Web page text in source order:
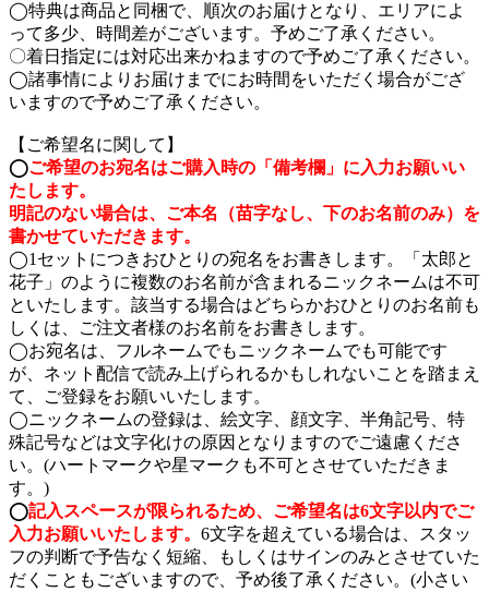
◯特典は商品と同梱で、順次のお届けとなり、エリアによ
って多少、時間差がございます。予めご了承ください。
〇着日指定には対応出来かねますので予めご了承ください。
◯諸事情によりお届けまでにお時間をいただく場合がござ
いますので予めご了承ください。
【ご希望名に関して】
◯ご希望のお宛名はご購入時の「備考欄」に入力お願いい
たします。
明記のない場合は、ご本名（苗字なし、下のお名前のみ）を
書かせていただきます。
◯1セットにつきおひとりの宛名をお書きします。「太郎と
花子」のように複数のお名前が含まれるニックネームは不可
といたします。該当する場合はどちらかおひとりのお名前も
しくは、ご注文者様のお名前をお書きします。
◯お宛名は、フルネームでもニックネームでも可能です
が、ネット配信で読み上げられるかもしれないことを踏まえ
て、ご登録をお願いいたします。
◯ニックネームの登録は、絵文字、顔文字、半角記号、特
殊記号などは文字化けの原因となりますのでご遠慮くださ
い。(ハートマークや星マークも不可とさせていただきま
す。)
◯記入スペースが限られるため、ご希望名は6文字以内でご
入力お願いいたします。 6文字を超えている場合は、スタッ
フの判断で予告なく短縮、もしくはサインのみとさせていた
だくこともございますので、予め後了承ください。(小さい